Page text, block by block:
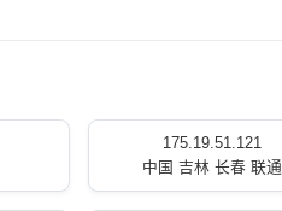
175.19.51.121
中国 吉林 长春 联通